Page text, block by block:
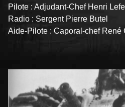
Pilote : Adjudant-Chef Henri
Radio : Sergent Pierre Butel
Aide-Pilote : Caporal-chef René